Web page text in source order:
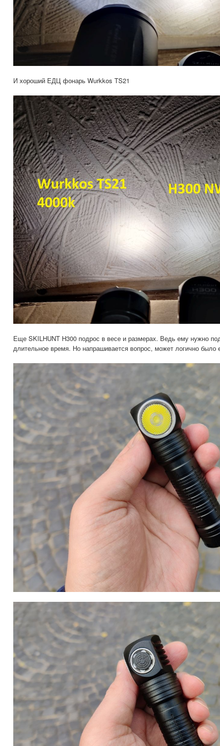
И хороший ЕДЦ фонарь Wurkkos TS21
Еще SKILHUNT H300 подрос в весе и размерах. Ведь ему нужно
длительное время. Но напрашивается вопрос, может логично было